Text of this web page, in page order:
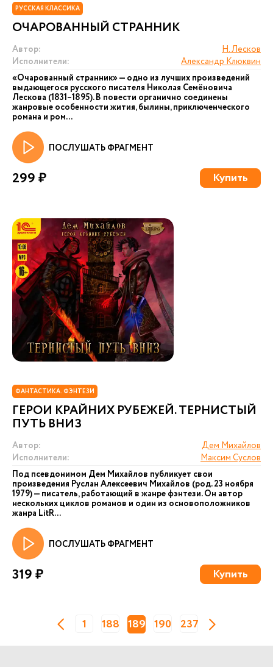
РУССКАЯ КЛАССИКА
ОЧАРОВАННЫЙ СТРАННИК
Автор:
Н. Лесков
Исполнители:
Александр Клюквин
«Очарованный странник» — одно из лучших произведений
выдающегося русского писателя Николая Семёновича
Лескова (1831–1895). В повести органично соединены
жанровые особенности жития, былины, приключенческого
романа и ром...
ПОСЛУШАТЬ ФРАГМЕНТ
299 ₽ Купить
ФАНТАСТИКА. ФЭНТЕЗИ
ГЕРОИ КРАЙНИХ РУБЕЖЕЙ. ТЕРНИСТЫЙ
ПУТЬ ВНИЗ
Автор:
Дем Михайлов
Исполнители:
Максим Суслов
Под псевдонимом Дем Михайлов публикует свои
произведения Руслан Алексеевич Михайлов (род. 23 ноября
1979) — писатель, работающий в жанре фэнтези. Он автор
нескольких циклов романов и один из основоположников
жанра LitR...
ПОСЛУШАТЬ ФРАГМЕНТ
319 ₽ Купить
1 188 189 190 237